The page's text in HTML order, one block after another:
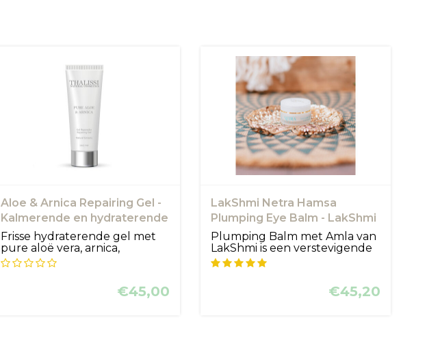
Aloe & Arnica Repairing Gel -
Kalmerende en hydraterende
gel
Frisse hydraterende gel met
pure aloë vera, arnica,
hyaluro...
€45,00
LakShmi Netra Hamsa
Plumping Eye Balm - LakShmi
Plumping Balm met Amla van
LakShmi is een verstevigende
oogc...
€45,20